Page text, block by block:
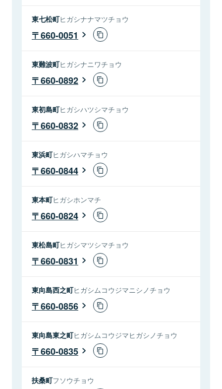
東七松町ヒガシナナマツチョウ
660-0051
東難波町ヒガシナニワチョウ
660-0892
東初島町ヒガシハツシマチョウ
660-0832
東浜町ヒガシハマチョウ
660-0844
東本町ヒガシホンマチ
660-0824
東松島町ヒガシマツシマチョウ
660-0831
東向島西之町ヒガシムコウジマニシノチョウ
660-0856
東向島東之町ヒガシムコウジマヒガシノチョウ
660-0835
扶桑町フソウチョウ